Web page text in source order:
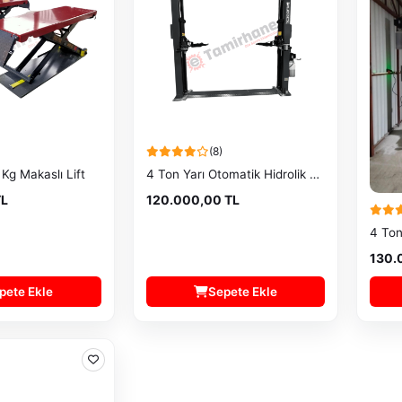
Makaslı Lift
Ekle
(8)
4 Ton Yarı Otomatik Hidrolik Lift
120.000,00 TL
Sepete Ekle